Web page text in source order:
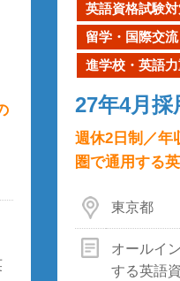
英語資格試験
留学・国際交
進学校・英語
27年4月採
週休2日制／年
圏で通用する
東京都
オールイ
する英語